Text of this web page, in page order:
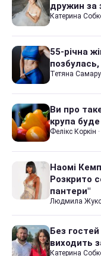
дружин за
Катерина
55-річна
Тетяна
Ви про
крупа
Фелікс Коркін ·
Наомі
Розкрито
пантери"
Людмила
Без гостей
виходить
Катерина